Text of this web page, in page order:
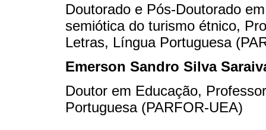
Doutorado e Pós-Doutorado
semiótica do turismo étnico,
Letras, Língua Portuguesa
Emerson Sandro Silva
Doutor em Educação,
Portuguesa (PARFOR-UEA)